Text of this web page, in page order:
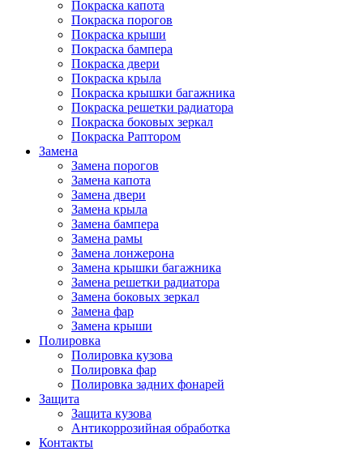
Покраска капота
Покраска порогов
Покраска крыши
Покраска бампера
Покраска двери
Покраска крыла
Покраска крышки багажника
Покраска решетки радиатора
Покраска боковых зеркал
Покраска Раптором
Замена
Замена порогов
Замена капота
Замена двери
Замена крыла
Замена бампера
Замена рамы
Замена лонжерона
Замена крышки багажника
Замена решетки радиатора
Замена боковых зеркал
Замена фар
Замена крыши
Полировка
Полировка кузова
Полировка фар
Полировка задних фонарей
Защита
Защита кузова
Антикоррозийная обработка
Контакты